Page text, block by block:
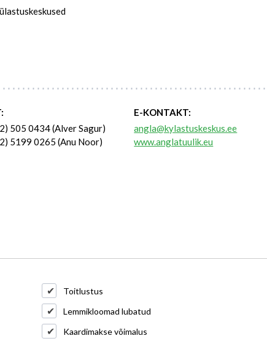
505 0434 (Alver Sagur)
5199 0265 (Anu Noor)
E-KONTAKT:
angla@kylastuskeskus.ee
www.anglatuulik.eu
Toitlustus
Lemmikloomad lubatud
Kaardimakse võimalus